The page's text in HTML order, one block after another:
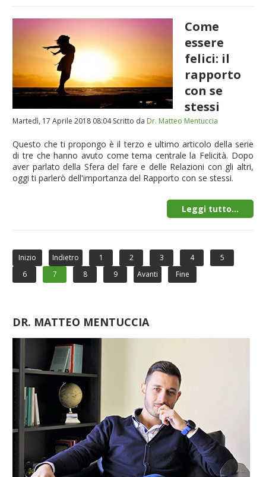
Come
essere
felici: il
rapporto
con se
stessi
Martedì, 17 Aprile 2018 08:04Scritto da Dr. Matteo Mentuccia
Questo che ti propongo è il terzo e ultimo articolo della serie
di tre che hanno avuto come tema centrale la Felicità. Dopo
aver parlato della Sfera del fare e delle Relazioni con gli altri,
oggi ti parlerò dell'importanza del Rapporto con se stessi.
Leggi tutto...
Inizio Indietro 1 2 3 4
5
6
7 8 9 Avanti Fine
DR. MATTEO MENTUCCIA